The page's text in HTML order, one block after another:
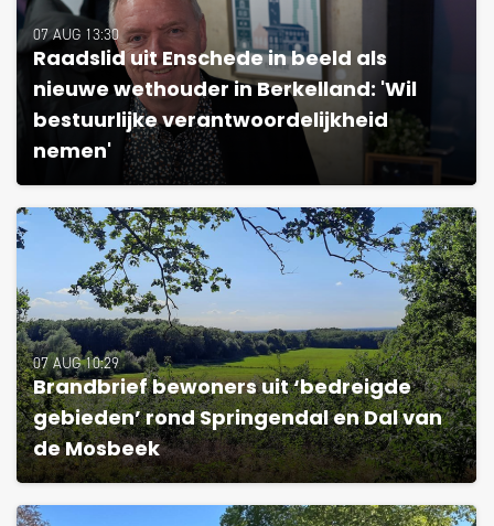
07 AUG 13:30
Raadslid uit Enschede in beeld als
nieuwe wethouder in Berkelland: 'Wil
bestuurlijke verantwoordelijkheid
nemen'
07 AUG 10:29
Brandbrief bewoners uit ‘bedreigde
gebieden’ rond Springendal en Dal van
de Mosbeek